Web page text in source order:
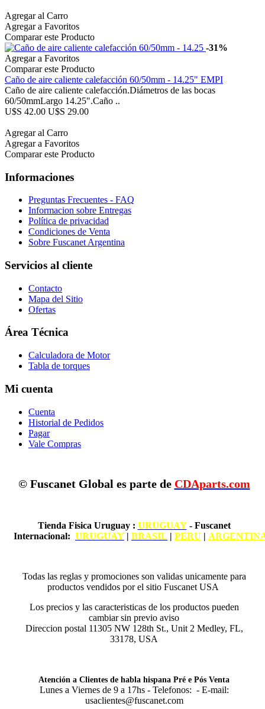
Agregar al Carro
Agregar a Favoritos
Comparar este Producto
-31%
Agregar a Favoritos
Comparar este Producto
Caño de aire caliente calefacción 60/50mm - 14.25" EMPI
Caño de aire caliente calefacción.Diámetros de las bocas
60/50mmLargo 14.25".Caño ..
U$S 42.00 U$S 29.00
Agregar al Carro
Agregar a Favoritos
Comparar este Producto
Informaciones
Preguntas Frecuentes - FAQ
Informacion sobre Entregas
Política de privacidad
Condiciones de Venta
Sobre Fuscanet Argentina
Servicios al cliente
Contacto
Mapa del Sitio
Ofertas
Área Técnica
Calculadora de Motor
Tabla de torques
Mi cuenta
Cuenta
Historial de Pedidos
Pagar
Vale Compras
© Fuscanet Global es parte de CDAparts.com
Tienda Fisica Uruguay: URUGUAY- Fuscanet
Internacional: URUGUAY | BRASIL | PERU |
Todas las reglas y promociones son validas unicamente para
productos vendidos por el sitio Fuscanet USA
Los precios y las caracteristicas de los productos pueden
cambiar sin previo aviso
Direccion postal 11305 NW 128th St., Unit 2 Medley, FL,
33178, USA
Atención a Clientes de habla hispana Pré e Pós Venta
Lunes a Viernes de 9 a 17hs - Telefonos: - E-mail:
usaclientes@fuscanet.com